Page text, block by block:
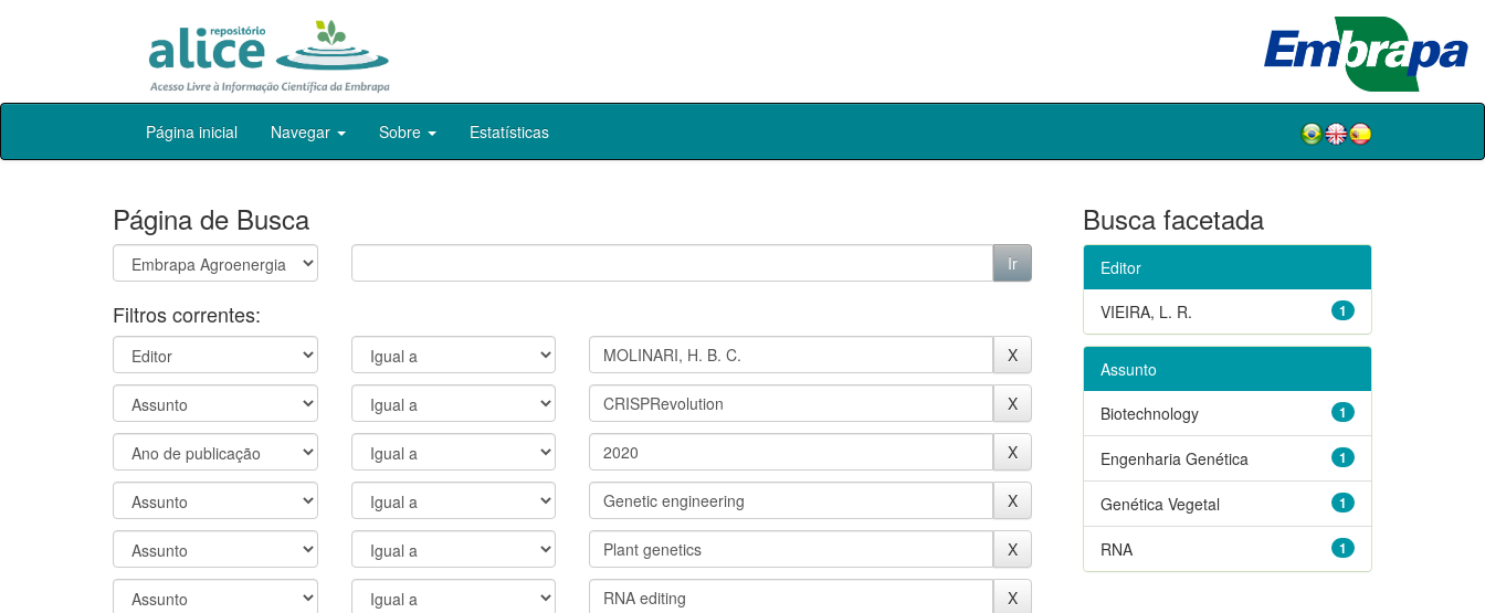
Skip
Página inicial Navegar Sobre Estatísticas
Página de Busca
Filtros correntes:
Busca facetada
Editor
1
VIEIRA, L. R.
Assunto
1
Biotechnology
1
Engenharia Genética
1
Genética Vegetal
1
RNA